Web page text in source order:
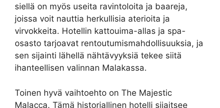
siellä on myös useita ravintoloita ja baareja,
joissa voit nauttia herkullisia aterioita ja
virvokkeita. Hotellin kattouima-allas ja spa-
osasto tarjoavat rentoutumismahdollisuuksia, ja
sen sijainti lähellä nähtävyyksiä tekee siitä
ihanteellisen valinnan Malakassa.
Toinen hyvä vaihtoehto on The Majestic
Malacca. Tämä historiallinen hotelli sijaitsee